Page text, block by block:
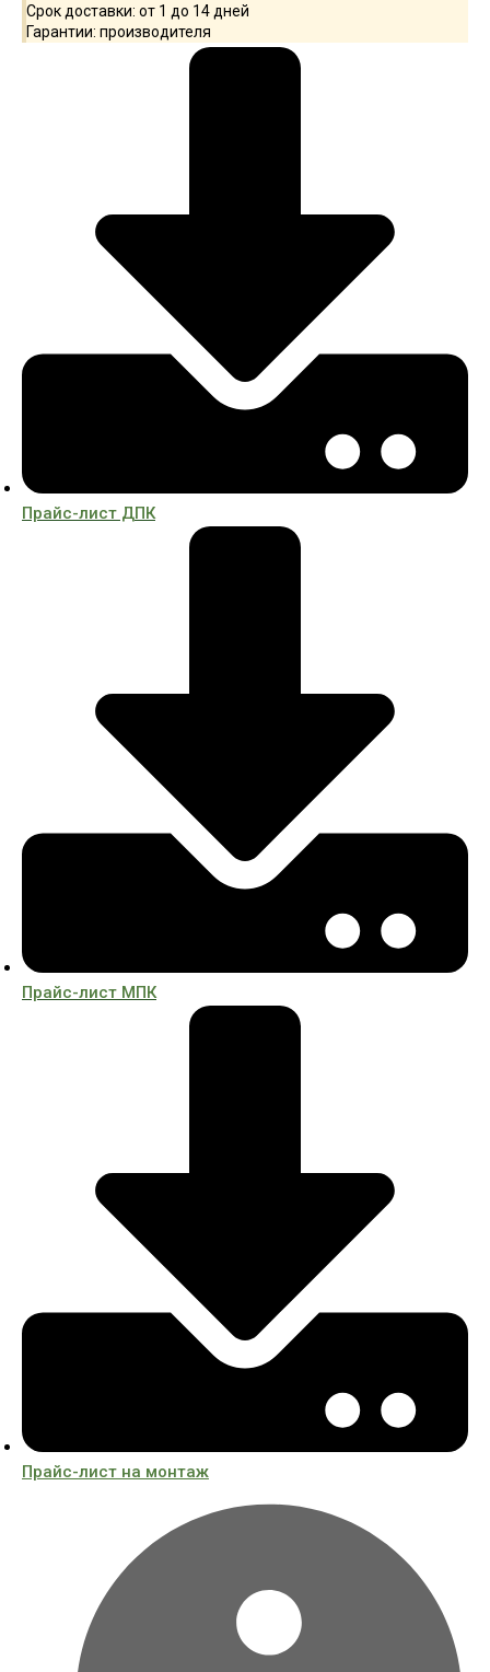
Срок доставки: от 1 до 14 дней
Гарантии: производителя
Прайс-лист ДПК
Прайс-лист МПК
Прайс-лист на монтаж